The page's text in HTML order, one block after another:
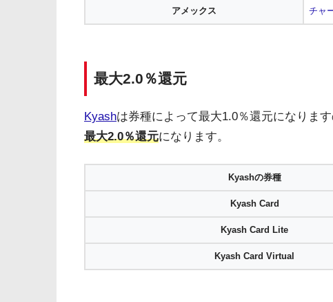
アメックス チャ
最大2.0％還元
Kyashは券種によって最大1.0％還元になります
最大2.0％還元になります。
Kyashの券種
Kyash Card
Kyash Card Lite
Kyash Card Virtual